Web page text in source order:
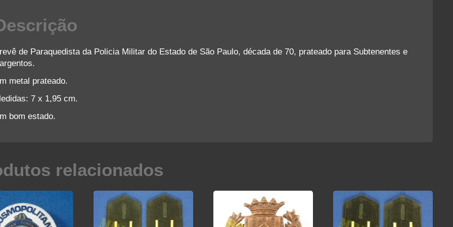
de Paraquedista da Policia Militar do Estado de São Paulo, década de 70, prateado para Subtenentes e
metal prateado.
7 x 1,95 cm.
bom estado.
relacionados